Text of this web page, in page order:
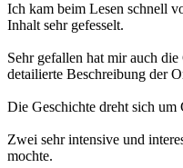
Ich kam beim Lesen schnell
Inhalt sehr gefesselt.
Sehr gefallen hat mir auch
detailierte Beschreibung der
Die Geschichte dreht sich um
Zwei sehr intensive und
mochte.